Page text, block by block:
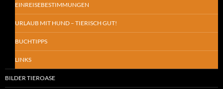
EINREISEBESTIMMUNGEN
URLAUB MIT HUND – TIERISCH GUT!
BUCHTIPPS
LINKS
BILDER TIEROASE